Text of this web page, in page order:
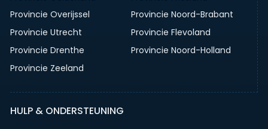
Provincie Overijssel
Provincie Noord-Brabant
Provincie Utrecht
Provincie Flevoland
Provincie Drenthe
Provincie Noord-Holland
Provincie Zeeland
HULP & ONDERSTEUNING